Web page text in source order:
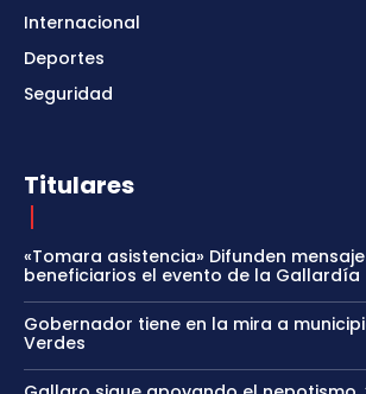
Internacional
Deportes
Seguridad
Titulares
«Tomara asistencia» Difunden
beneficiarios el evento de la Gallardía
Gobernador tiene en la mira a
Verdes